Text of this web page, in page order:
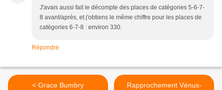
J'avais aussi fait le décompte des places de catégories 5-6-7-
8 avant/après, et j'obtiens le même chiffre pour les places de
catégories 6-7-8 : environ 330.
Répondre
< Grace Bumbry
Rapprochement Vénus-